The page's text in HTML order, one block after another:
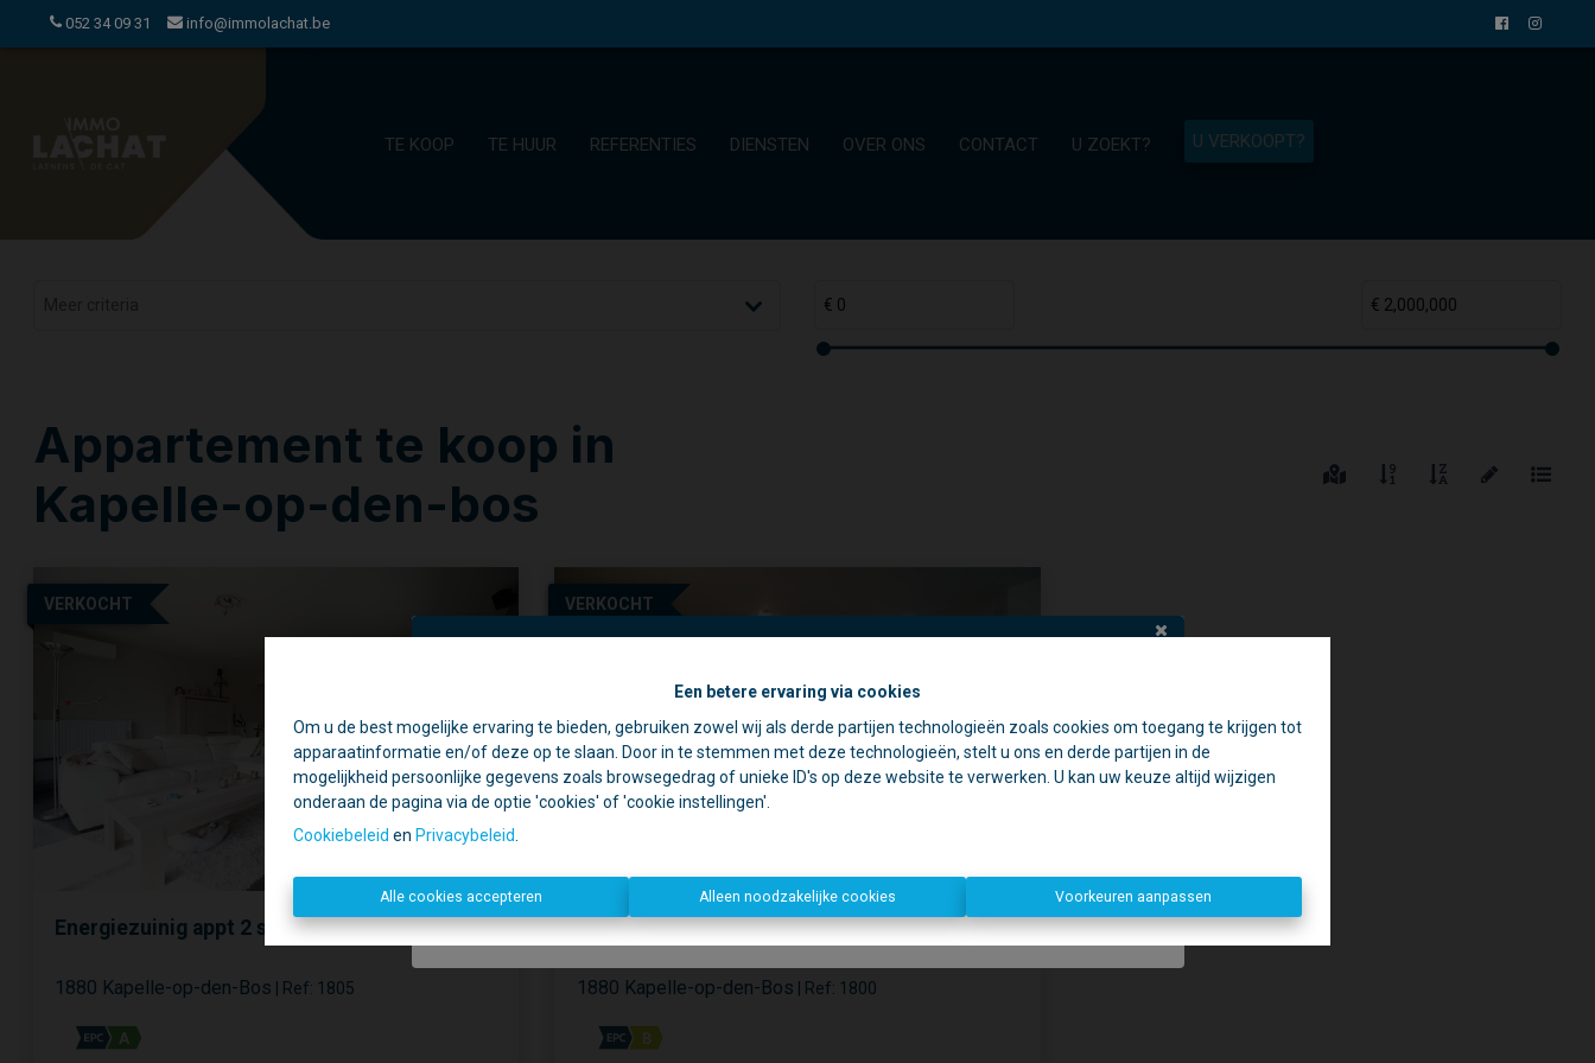
Een betere ervaring via cookies
Om u de best mogelijke ervaring te bieden, gebruiken zowel wij als derde partijen technologieën zoals cookies om toegang te krijgen tot
apparaatinformatie en/of deze op te slaan. Door in te stemmen met deze technologieën, stelt u ons en derde partijen in de
mogelijkheid persoonlijke gegevens zoals browsegedrag of unieke ID's op deze website te verwerken. U kan uw keuze altijd wijzigen
onderaan de pagina via de optie 'cookies' of 'cookie instellingen'.
Cookiebeleid en Privacybeleid
Alle cookies accepteren Alleen noodzakelijke cookies Voorkeuren aanpassen
052 34 09 31 info@immolachat.be
TE KOOP TE HUUR REFERENTIES DIENSTEN OVER ONS CONTACT U ZOEKT? U VERKOOPT?
Appartement te koop in
Kapelle-op-den-bos
VERKOCHT
Energiezuinig appt 2 slpk
1880 Kapelle-op-den-Bos Ref: 1805
VERKOCHT
Mooie duplex met terras en parking
1880 Kapelle-op-den-Bos Ref: 1800
☀️ Achter elke gesloten deur schuilt een goede reden. 🏡
Tijdens de zomer zijn we vaak op pad voor schattingen en bezichtigingen.
Daarom is ons kantoor in de namiddag voornamelijk geopend op afspraak.
Open deur?Kom gerust binnen, we helpen u graag verder!
Gesloten deur?
Dirk, Kurt en Lien